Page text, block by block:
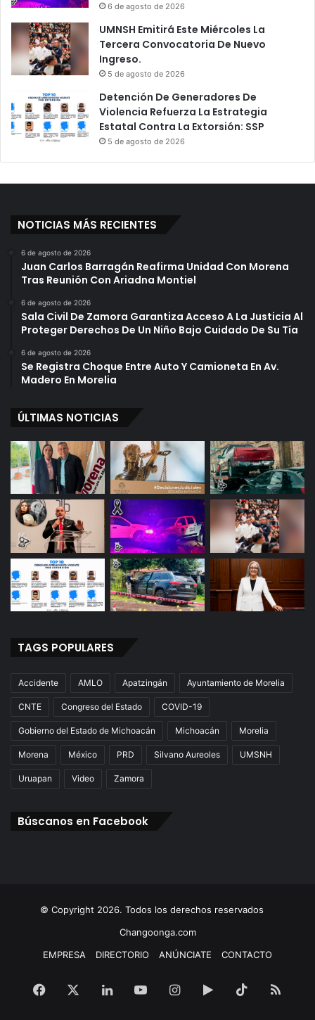
6 de agosto de 2026
UMNSH Emitirá Este Miércoles La
Tercera Convocatoria De Nuevo
Ingreso.
5 de agosto de 2026
Detención De Generadores De
Violencia Refuerza La Estrategia
Estatal Contra La Extorsión: SSP
5 de agosto de 2026
NOTICIAS MÁS RECIENTES
6 de agosto de 2026
Juan Carlos Barragán Reafirma Unidad Con Morena
Tras Reunión Con Ariadna Montiel
6 de agosto de 2026
Sala Civil De Zamora Garantiza Acceso A La Justicia Al
Proteger Derechos De Un Niño Bajo Cuidado De Su Tía
6 de agosto de 2026
Se Registra Choque Entre Auto Y Camioneta En Av.
Madero En Morelia
ÚLTIMAS NOTICIAS
TAGS POPULARES
Accidente AMLO Apatzingán Ayuntamiento de Morelia
CNTE Congreso del Estado COVID-19
Gobierno del Estado de Michoacán Michoacán Morelia
Morena México PRD Silvano Aureoles UMSNH
Uruapan Video Zamora
Búscanos en Facebook
© Copyright 2026. Todos los derechos reservados
Changoonga.com
EMPRESA
DIRECTORIO ANÚNCIATE CONTACTO
Facebook LinkedInYouTubeInstagram
Google TikTokRSS